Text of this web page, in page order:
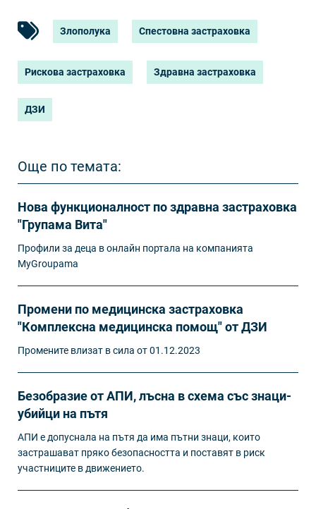
Злополука Спестовна застраховка
Рискова застраховка Здравна застраховка
ДЗИ
Още по темата:
Нова функционалност по здравна застраховка
"Групама Вита"
Профили за деца в онлайн портала на компанията
MyGroupama
Промени по медицинска застраховка
"Комплексна медицинска помощ" от ДЗИ
Промените влизат в сила от 01.12.2023
Безобразие от АПИ, лъсна в схема със знаци-
убийци на пътя
АПИ е допуснала на пътя да има пътни знаци, които
застрашават пряко безопасността и поставят в риск
участниците в движението.